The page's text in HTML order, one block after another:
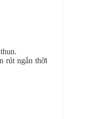
rút ngắn thời